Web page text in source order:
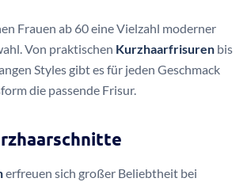
Frauen ab 60 eine Vielzahl moderner
Von praktischen Kurzhaarfrisuren bis
Styles gibt es für jeden Geschmack
die passende Frisur.
erfreuen sich großer Beliebtheit bei